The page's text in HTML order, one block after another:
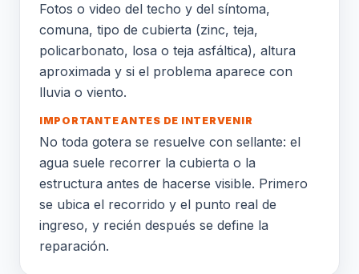
Fotos o video del techo y del síntoma,
comuna, tipo de cubierta (zinc, teja,
policarbonato, losa o teja asfáltica), altura
aproximada y si el problema aparece con
lluvia o viento.
IMPORTANTE ANTES DE INTERVENIR
No toda gotera se resuelve con sellante: el
agua suele recorrer la cubierta o la
estructura antes de hacerse visible. Primero
se ubica el recorrido y el punto real de
ingreso, y recién después se define la
reparación.